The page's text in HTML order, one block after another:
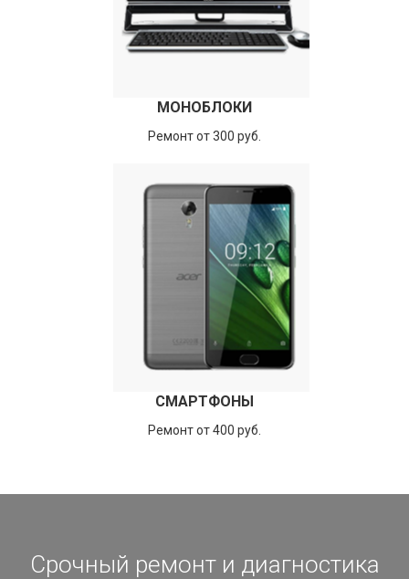
МОНОБЛОКИ
Ремонт от 300 руб.
СМАРТФОНЫ
Ремонт от 400 руб.
Срочный ремонт и диагностика